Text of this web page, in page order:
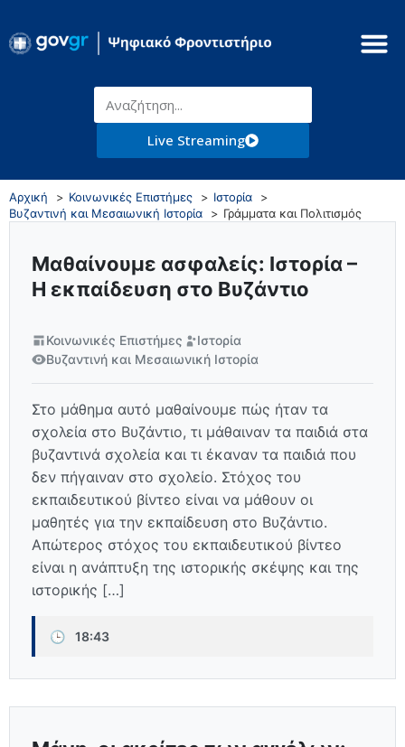
Live Streaming
Αρχική Κοινωνικές Επιστήμες
Ιστορία
Βυζαντινή και Μεσαιωνική Ιστορία
Γράμματα και Πολιτισμός
Μαθαίνουμε ασφαλείς: Ιστορία –
Η εκπαίδευση στο Βυζάντιο
Κοινωνικές Επιστήμες
Ιστορία
Βυζαντινή και Μεσαιωνική Ιστορία
Στο μάθημα αυτό μαθαίνουμε πώς ήταν τα
σχολεία στο Βυζάντιο, τι μάθαιναν τα παιδιά στα
βυζαντινά σχολεία και τι έκαναν τα παιδιά που
δεν πήγαιναν στο σχολείο. Στόχος του
εκπαιδευτικού βίντεο είναι να μάθουν οι
μαθητές για την εκπαίδευση στο Βυζάντιο.
Απώτερος στόχος του εκπαιδευτικού βίντεο
είναι η ανάπτυξη της ιστορικής σκέψης και της
ιστορικής […]
🕒 18:43